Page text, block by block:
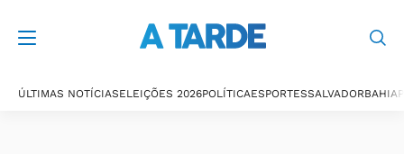
ÚLTIMAS NOTÍCIASELEIÇÕES 2026POLÍTICAESPORTESSALVADORBAHIA